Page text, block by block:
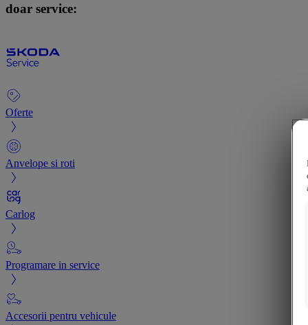
doar service:
Oferte
Anvelope si roti
Carlog
Programare in service
Accesorii pentru vehicule